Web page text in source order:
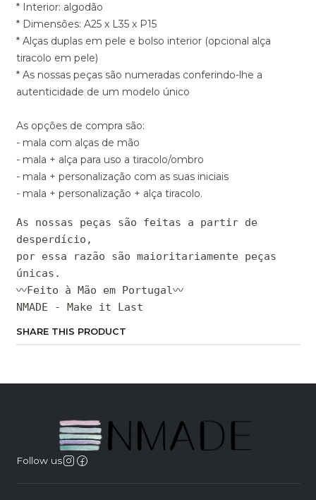
* Interior: algodão
* Dimensões: A25 x L35 x P15
* Alças duplas em pele e bolso interior (opcional alça
tiracolo em pele)
* As nossas peças são numeradas conferindo-lhe a
autenticidade de um modelo único
As opções de compra são:
- mala com alças de mão
- mala + alça para uso a tiracolo/ombro
- mala + personalização com as suas iniciais
- mala + personalização + alça tiracolo.
As nossas peças são feitas a partir de
desperdício,
por essa razão são maioritariamente peças
únicas.
〰Feito à Mão em Portugal〰
NMADE - Make it Last
SHARE THIS PRODUCT
Follow us